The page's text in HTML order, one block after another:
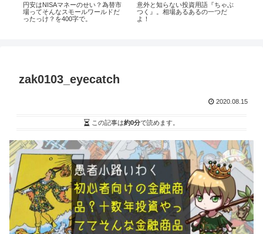
円安はNISAマネーのせい？為替市
場ってそんなスモールワールドだ
ったっけ？を400字で。
意外と知らない投資用語『ちゃぶ
つく』。相場あるあるの一つだ
よ！
zak0103_eyecatch
2020.08.15
この記事は約0分で読めます。